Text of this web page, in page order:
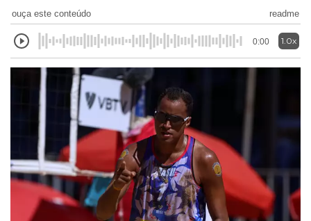
ouça este conteúdo readme
0:00 1.0x